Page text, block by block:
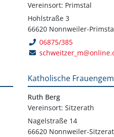
Vereinsort: Primstal
Hohlstraße 3
66620 Nonnweiler-
06875/385
Katholische
Ruth Berg
Vereinsort: Sitzerath
Nagelstraße 14
66620 Nonnweiler-